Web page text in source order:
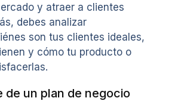
y atraer a clientes
debes analizar
son tus clientes ideales,
y cómo tu producto o
de un plan de negocio